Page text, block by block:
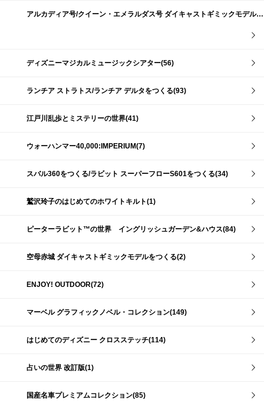
アルカディア号/クイーン・エメラルダス号 ダイキャストギミックモデルをつくる(159)
ディズニーマジカルミュージックシアター(56)
ランチア ストラトス/ランチア デルタをつくる(93)
江戸川乱歩とミステリーの世界(41)
ウォーハンマー40,000:IMPERIUM(7)
スバル360をつくる/ラビット スーパーフローS601をつくる(34)
鷲沢玲子のはじめてのホワイトキルト(1)
ピーターラビット™の世界 イングリッシュガーデン&ハウス(84)
空母赤城 ダイキャストギミックモデルをつくる(2)
ENJOY! OUTDOOR(72)
マーベル グラフィックノベル・コレクション(149)
はじめてのディズニー クロスステッチ(114)
占いの世界 改訂版(1)
国産名車プレミアムコレクション(85)